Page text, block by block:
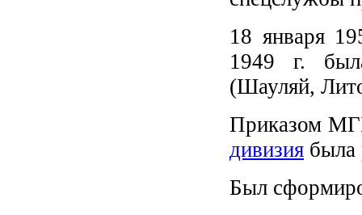
18 января
1949 г.
(Шауляй,
Приказом
дивизия была
Был